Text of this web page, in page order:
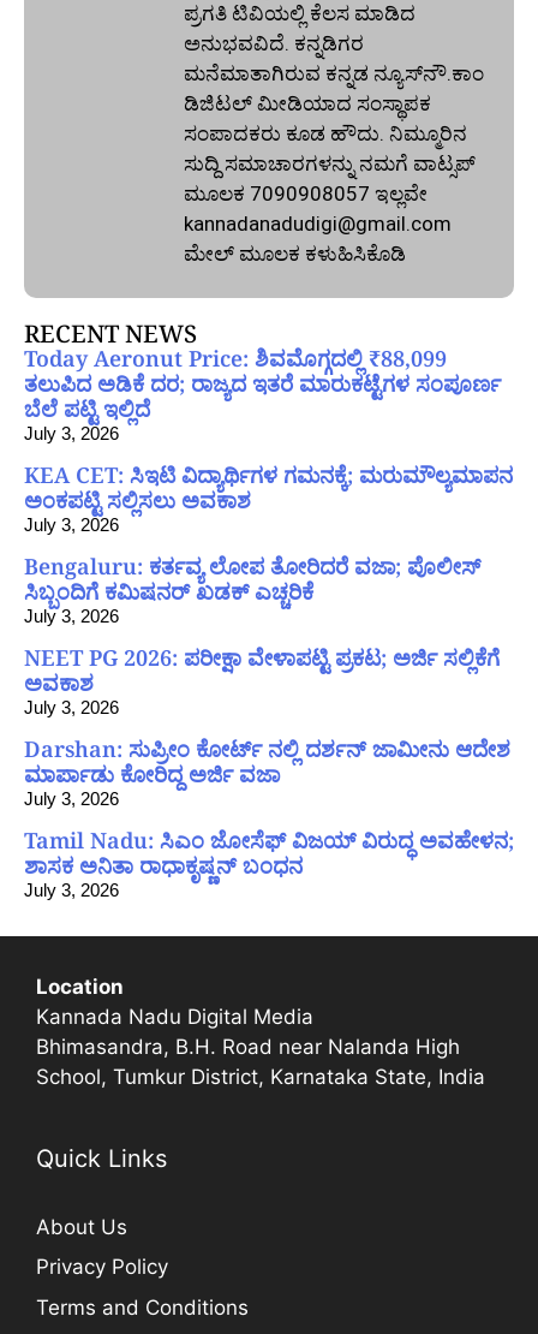
ಪ್ರಗತಿ ಟಿವಿಯಲ್ಲಿ ಕೆಲಸ ಮಾಡಿದ
ಅನುಭವವಿದೆ. ಕನ್ನಡಿಗರ
ಮನೆಮಾತಾಗಿರುವ ಕನ್ನಡ ನ್ಯೂಸ್‌ನೌ.ಕಾಂ
ಡಿಜಿಟಲ್‌ ಮೀಡಿಯಾದ ಸಂಸ್ಥಾಪಕ
ಸಂಪಾದಕರು ಕೂಡ ಹೌದು. ನಿಮ್ಮೂರಿನ
ಸುದ್ದಿ ಸಮಾಚಾರಗಳನ್ನು ನಮಗೆ ವಾಟ್ಸಪ್‌
ಮೂಲಕ 7090908057 ಇಲ್ಲವೇ
kannadanadudigi@gmail.com
ಮೇಲ್‌ ಮೂಲಕ ಕಳುಹಿಸಿಕೊಡಿ
RECENT NEWS
Today Aeronut Price: ಶಿವಮೊಗ್ಗದಲ್ಲಿ ₹88,099
ತಲುಪಿದ ಅಡಿಕೆ ದರ; ರಾಜ್ಯದ ಇತರೆ ಮಾರುಕಟ್ಟೆಗಳ ಸಂಪೂರ್ಣ
ಬೆಲೆ ಪಟ್ಟಿ ಇಲ್ಲಿದೆ
July 3, 2026
KEA CET: ಸಿಇಟಿ ವಿದ್ಯಾರ್ಥಿಗಳ ಗಮನಕ್ಕೆ; ಮರುಮೌಲ್ಯಮಾಪನ
ಅಂಕಪಟ್ಟಿ ಸಲ್ಲಿಸಲು ಅವಕಾಶ
July 3, 2026
Bengaluru: ಕರ್ತವ್ಯ ಲೋಪ ತೋರಿದರೆ ವಜಾ; ಪೊಲೀಸ್
ಸಿಬ್ಬಂದಿಗೆ ಕಮಿಷನರ್ ಖಡಕ್ ಎಚ್ಚರಿಕೆ
July 3, 2026
NEET PG 2026: ಪರೀಕ್ಷಾ ವೇಳಾಪಟ್ಟಿ ಪ್ರಕಟ; ಅರ್ಜಿ ಸಲ್ಲಿಕೆಗೆ
ಅವಕಾಶ
July 3, 2026
Darshan: ಸುಪ್ರೀಂ ಕೋರ್ಟ್ ನಲ್ಲಿ ದರ್ಶನ್ ಜಾಮೀನು ಆದೇಶ
ಮಾರ್ಪಾಡು ಕೋರಿದ್ದ ಅರ್ಜಿ ವಜಾ
July 3, 2026
Tamil Nadu: ಸಿಎಂ ಜೋಸೆಫ್ ವಿಜಯ್ ವಿರುದ್ಧ ಅವಹೇಳನ;
ಶಾಸಕ ಅನಿತಾ ರಾಧಾಕೃಷ್ಣನ್ ಬಂಧನ
July 3, 2026
Location
Kannada Nadu Digital Media
Bhimasandra, B.H. Road near Nalanda High
School, Tumkur District, Karnataka State, India
Quick Links
About Us
Privacy Policy
Terms and Conditions